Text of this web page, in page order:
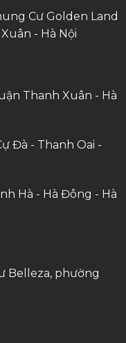
Cư Golden Land
- Hà Nội
Thanh Xuân - Hà
Đà - Thanh Oai -
Hà - Hà Đông - Hà
Belleza, phường